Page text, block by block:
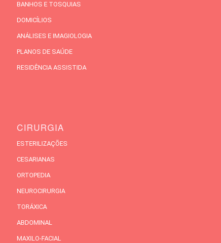
BANHOS E TOSQUIAS
DOMICÍLIOS
ANÁLISES E IMAGIOLOGIA
PLANOS DE SAÚDE
RESIDÊNCIA ASSISTIDA
CIRURGIA
ESTERILIZAÇÕES
CESARIANAS
ORTOPEDIA
NEUROCIRURGIA
TORÁXICA
ABDOMINAL
MAXILO-FACIAL